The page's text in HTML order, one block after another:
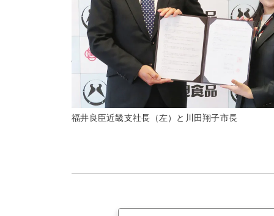
福井良臣近畿支社長（左）と川田翔子市長